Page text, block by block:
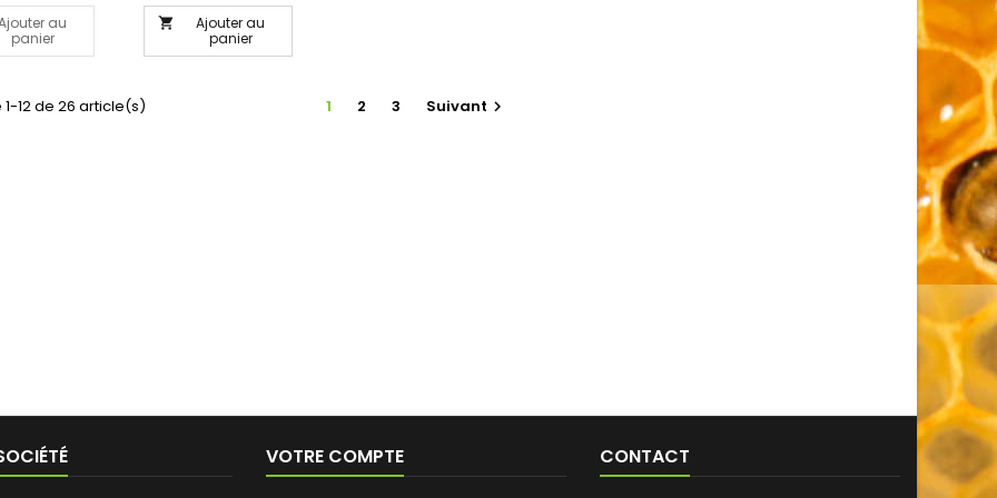
au
panier

Ajouter au
panier
12 de 26 article(s) 1 2 3 Suivant 
VOTRE COMPTE CONTACT